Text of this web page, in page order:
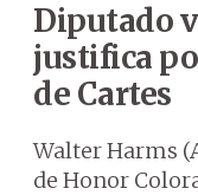
Diputado
justifica
de Cartes
Walter Harms
de Honor